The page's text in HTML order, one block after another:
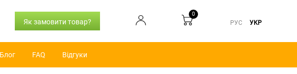
Як замовити товар?
0
РУС УКР
Блог FAQ Відгуки